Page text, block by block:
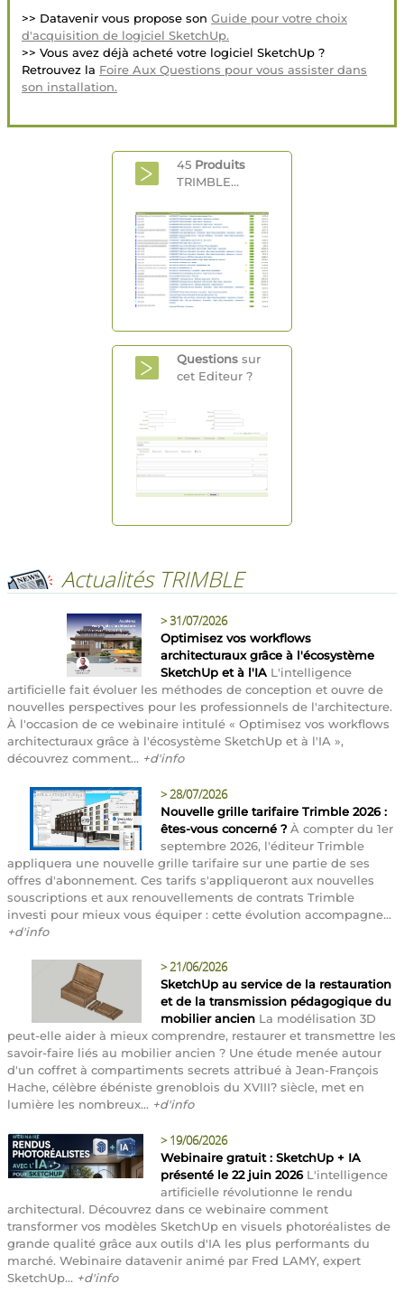
>> Datavenir vous propose son Guide pour votre choix
d'acquisition de logiciel SketchUp.
>> Vous avez déjà acheté votre logiciel SketchUp ?
Retrouvez la Foire Aux Questions pour vous assister dans
son installation.
45 Produits
TRIMBLE...
Questions sur
cet Editeur ?
Actualités TRIMBLE
>31/07/2026
Optimisez vos workflows
architecturaux grâce à l'écosystème
SketchUp et à l'IA L'intelligence
artificielle fait évoluer les méthodes de conception et ouvre de
nouvelles perspectives pour les professionnels de l'architecture.
À l'occasion de ce webinaire intitulé « Optimisez vos workflows
architecturaux grâce à l'écosystème SketchUp et à l'IA »,
découvrez comment... +d'info
>28/07/2026
Nouvelle grille tarifaire Trimble 2026 :
êtes-vous concerné ? À compter du 1er
septembre 2026, l'éditeur Trimble
appliquera une nouvelle grille tarifaire sur une partie de ses
offres d'abonnement. Ces tarifs s'appliqueront aux nouvelles
souscriptions et aux renouvellements de contrats Trimble
investi pour mieux vous équiper : cette évolution accompagne...
+d'info
>21/06/2026
SketchUp au service de la restauration
et de la transmission pédagogique du
mobilier ancien La modélisation 3D
peut-elle aider à mieux comprendre, restaurer et transmettre les
savoir-faire liés au mobilier ancien ? Une étude menée autour
d'un coffret à compartiments secrets attribué à Jean-François
Hache, célèbre ébéniste grenoblois du XVIII? siècle, met en
lumière les nombreux... +d'info
> 19/06/2026
Webinaire gratuit : SketchUp + IA
présenté le 22 juin 2026L'intelligence
artificielle révolutionne le rendu
architectural. Découvrez dans ce webinaire comment
transformer vos modèles SketchUp en visuels photoréalistes de
grande qualité grâce aux outils d'IA les plus performants du
marché. Webinaire datavenir animé par Fred LAMY, expert
SketchUp... +d'info